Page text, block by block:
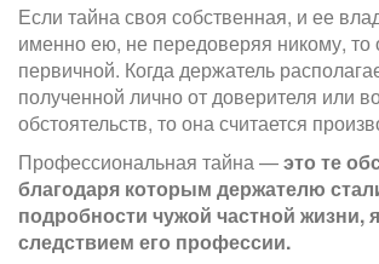
Если тайна своя собственная, и ее
именно ею, не передоверяя никому, то
первичной. Когда держатель
полученной лично от доверителя или
обстоятельств, то она считается
Профессиональная тайна —это те
благодаря которым держателю
подробности чужой частной жизни,
следствием его профессии.